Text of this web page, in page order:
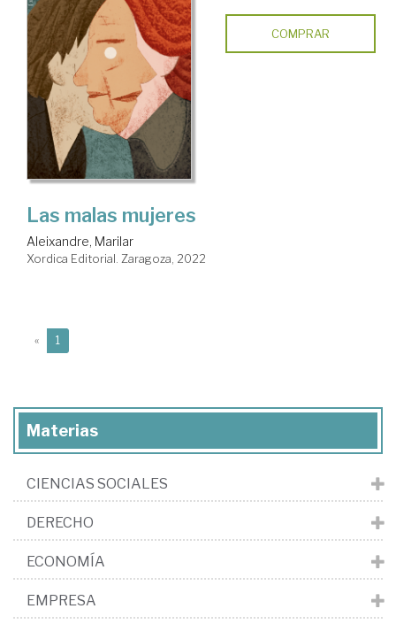
COMPRAR
Las malas mujeres
Aleixandre, Marilar
Xordica Editorial. Zaragoza, 2022
« 1
Materias
CIENCIAS SOCIALES
DERECHO
ECONOMÍA
EMPRESA